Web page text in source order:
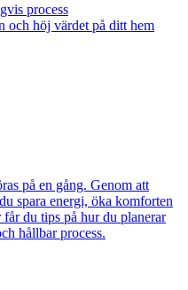
process
och höj värdet på ditt hem
på en gång. Genom att
spara energi, öka komforten
du tips på hur du planerar
hållbar process.